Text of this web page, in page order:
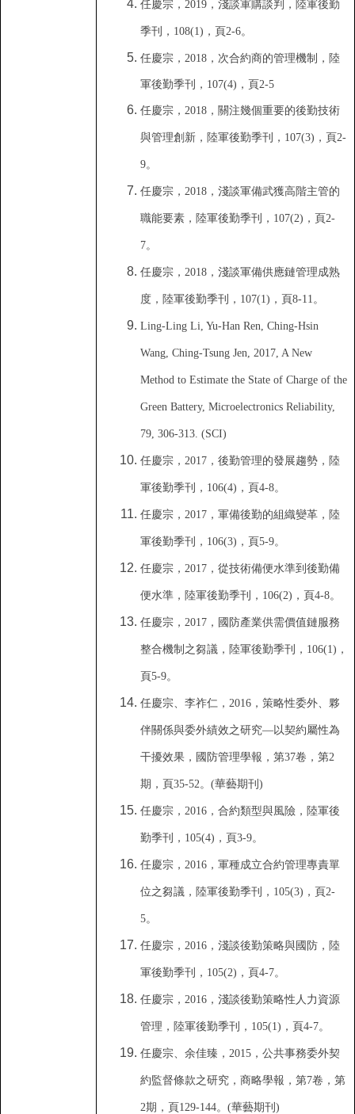
任慶宗 ， 2019 ， 淺談軍購談判 ， 陸軍後勤
季刊 ， 108(1) ， 頁2-6。
任慶宗 ， 2018 ， 次合約商的管理機制 ， 陸
軍後勤季刊 ， 107(4) ， 頁2-5
任慶宗 ， 2018 ， 關注幾個重要的後勤技術
與管理創新 ， 陸軍後勤季刊 ， 107(3) ， 頁2-
9。
任慶宗 ， 2018 ， 淺談軍備武獲高階主管的
職能要素 ， 陸軍後勤季刊 ， 107(2) ， 頁2-
7。
任慶宗 ， 2018 ， 淺談軍備供應鏈管理成熟
度 ， 陸軍後勤季刊 ， 107(1) ， 頁8-11。
Ling-Ling Li, Yu-Han Ren, Ching-Hsin
Wang, Ching-Tsung Jen, 2017, A New
Method to Estimate the State of Charge of the
Green Battery, Microelectronics Reliability,
79, 306-313. (SCI)
任慶宗 ， 2017 ， 後勤管理的發展趨勢 ， 陸
軍後勤季刊 ， 106(4) ， 頁4-8。
任慶宗 ， 2017 ， 軍備後勤的組織變革 ， 陸
軍後勤季刊 ， 106(3) ， 頁5-9。
任慶宗 ， 2017 ， 從技術備便水準到後勤備
便水準 ， 陸軍後勤季刊 ， 106(2) ， 頁4-8。
任慶宗 ， 2017 ， 國防產業供需價值鏈服務
整合機制之芻議 ， 陸軍後勤季刊 ， 106(1) ，
頁5-9。
任慶宗、 李祚仁 ， 2016 ， 策略性委外、 夥
伴關係與委外績效之研究—以契約屬性為
干擾效果 ， 國防管理學報 ， 第37卷 ， 第2
期 ， 頁35-52。 (華藝期刊)
任慶宗 ， 2016 ， 合約類型與風險 ， 陸軍後
勤季刊 ， 105(4) ， 頁3-9。
任慶宗 ， 2016 ， 軍種成立合約管理專責單
位之芻議 ， 陸軍後勤季刊 ， 105(3) ， 頁2-
5。
任慶宗 ， 2016 ， 淺談後勤策略與國防 ， 陸
軍後勤季刊 ， 105(2) ， 頁4-7。
任慶宗 ， 2016 ， 淺談後勤策略性人力資源
管理 ， 陸軍後勤季刊 ， 105(1) ， 頁4-7。
任慶宗、 余佳臻 ， 2015 ， 公共事務委外契
約監督條款之研究 ， 商略學報 ， 第7卷 ， 第
2期 ， 頁 129-144。 (華藝期刊)